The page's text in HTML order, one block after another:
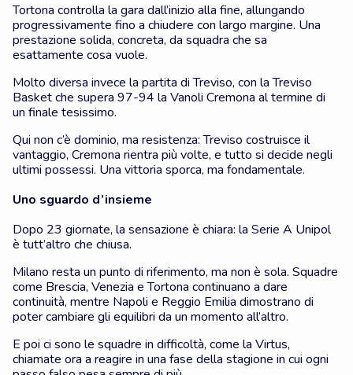
Tortona controlla la gara dall’inizio alla fine, allungando
progressivamente fino a chiudere con largo margine. Una
prestazione solida, concreta, da squadra che sa
esattamente cosa vuole.
Molto diversa invece la partita di Treviso, con la Treviso
Basket che supera 97-94 la Vanoli Cremona al termine di
un finale tesissimo.
Qui non c’è dominio, ma resistenza: Treviso costruisce il
vantaggio, Cremona rientra più volte, e tutto si decide negli
ultimi possessi. Una vittoria sporca, ma fondamentale.
Uno sguardo d’insieme
Dopo 23 giornate, la sensazione è chiara: la Serie A Unipol
è tutt’altro che chiusa.
Milano resta un punto di riferimento, ma non è sola. Squadre
come Brescia, Venezia e Tortona continuano a dare
continuità, mentre Napoli e Reggio Emilia dimostrano di
poter cambiare gli equilibri da un momento all’altro.
E poi ci sono le squadre in difficoltà, come la Virtus,
chiamate ora a reagire in una fase della stagione in cui ogni